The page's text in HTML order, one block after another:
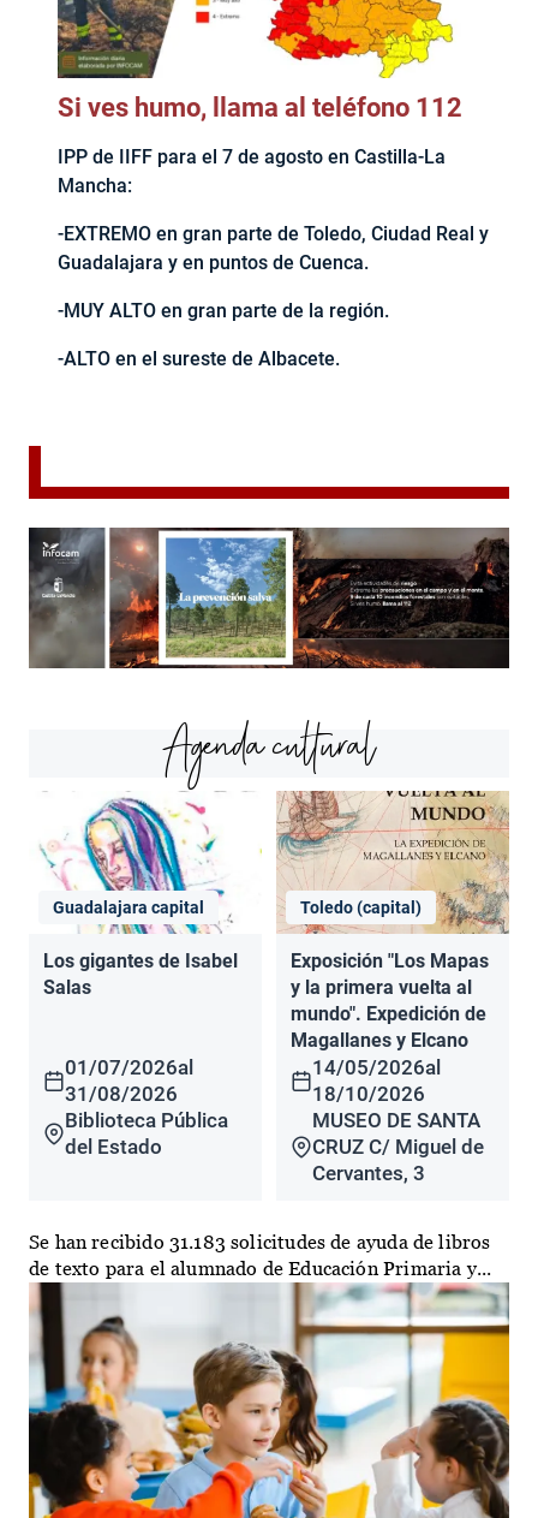
Si ves humo, llama al teléfono 112
IPP de IIFF para el 7 de agosto en Castilla-La
Mancha:
-EXTREMO en gran parte de Toledo, Ciudad Real y
Guadalajara y en puntos de Cuenca.
-MUY ALTO en gran parte de la región.
-ALTO en el sureste de Albacete.
Agenda cultural
Guadalajara capital
Los gigantes de Isabel
Salas
01/07/2026al
31/08/2026
Biblioteca Pública
del Estado
Toledo (capital)
Exposición "Los Mapas
y la primera vuelta al
mundo". Expedición de
Magallanes y Elcano
14/05/2026al
18/10/2026
MUSEO DE SANTA
CRUZ C/ Miguel de
Cervantes, 3
Se han recibido 31.183 solicitudes de ayuda de libros
de texto para el alumnado de Educación Primaria y...